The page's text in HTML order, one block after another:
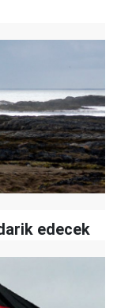
edecek